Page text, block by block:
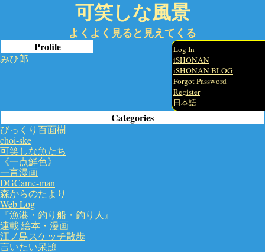
可笑しな風景
よくよく見ると見えてくる
Profile
みひ郎
Log In
iSHONAN
iSHONAN BLOG
Forgot Password
Register
日本語
Categories
びっくり百面樹
choi-ske
可笑しな魚たち
《一点鮮色》
一言漫画
DGCame-man
森からのたより
Web Log
『漁港・釣り船・釣り人』
連載 絵本・漫画
江ノ島スケッチ散歩
言いたい呆題